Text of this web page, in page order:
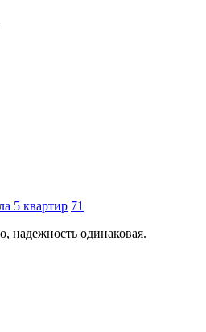
5 квартир 71
надежность одинаковая.